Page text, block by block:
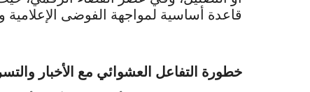
قاعدة أساسية لمواجهة الفوضى
خطورة التفاعل العشوائي مع الأخبار